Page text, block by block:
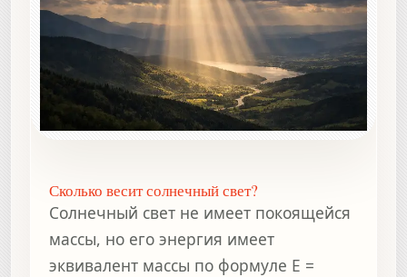
Сколько весит солнечный свет?
Солнечный свет не имеет покоящейся
массы, но его энергия имеет
эквивалент массы по формуле E =